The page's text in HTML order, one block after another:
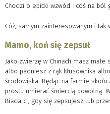
Chodzi o epicki wzwód i coś na ból
Cóż, samym zainteresowanym i
Mamo, koń się zepsuł
Jako zwierzę w Chinach masz
albo padniesz z rąk kłusownika
środowiska. Będąc na farmie
prostu umierać śmiercią powolną.
Biada ci, gdy się zepsujesz lub